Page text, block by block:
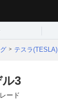
テスラ(TESLA)
3
ード